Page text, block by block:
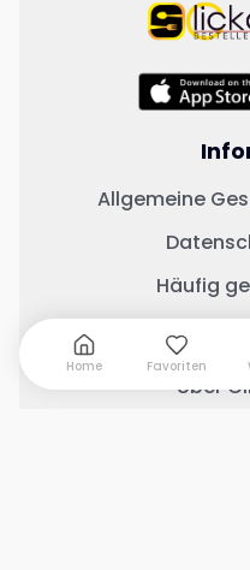
Allgemeine
Häufig
Über
Home Favoriten